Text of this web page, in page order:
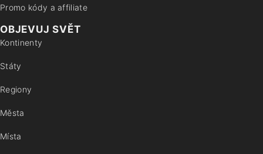
Promo kódy a affiliate
OBJEVUJ SVĚT
Kontinenty
Státy
Regiony
Města
Místa